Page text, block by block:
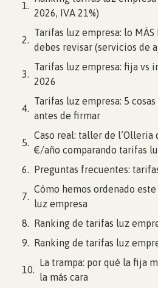
2026, IVA 21%)
Tarifas luz empresa: lo MÁS
debes revisar (servicios de
Tarifas luz empresa: fija vs
2026
Tarifas luz empresa: 5
antes de firmar
Caso real: taller de l’Olleria
€/año comparando tarifas
Preguntas frecuentes:
Cómo hemos ordenado
luz empresa
Ranking de tarifas luz
Ranking de tarifas luz
La trampa: por qué la fija
la más cara